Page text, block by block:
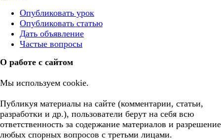
Опубликовать урок
Опубликовать статью
Дать объявление
Частые вопросы
О работе с сайтом
Мы используем cookie.
Публикуя материалы на сайте (комментарии, статьи,
разработки и др.), пользователи берут на себя всю
ответственность за содержание материалов и разрешение
любых спорных вопросов с третьми лицами.